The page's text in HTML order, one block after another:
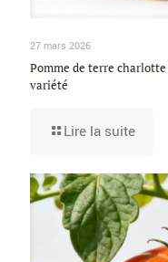
27 mars 2026
Pomme de terre
variété
Lire la suite